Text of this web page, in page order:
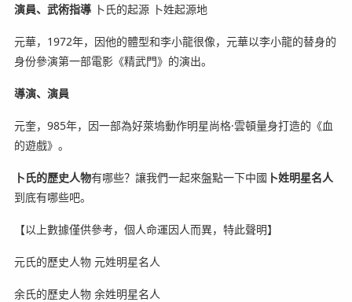
演員、武術指導 卜氏的起源 卜姓起源地
元華，1972年，因他的體型和李小龍很像，元華以李小龍的替身的
身份參演第一部電影《精武門》的演出。
導演、演員
元奎，985年，因一部為好萊塢動作明星尚格·雲頓量身打造的《血
的遊戲》。
卜氏的歷史人物有哪些？讓我們一起來盤點一下中國 卜姓明星名人
到底有哪些吧。
【以上數據僅供參考，個人命運因人而異，特此聲明】
元氏的歷史人物 元姓明星名人
余氏的歷史人物 余姓明星名人